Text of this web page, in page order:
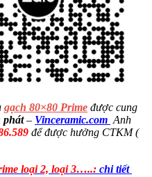
gạch 80×80 Prime được cung
phát– Vinceramic.com Anh
để được hưởng CTKM (
loại 2, loại 3…..: chi tiết